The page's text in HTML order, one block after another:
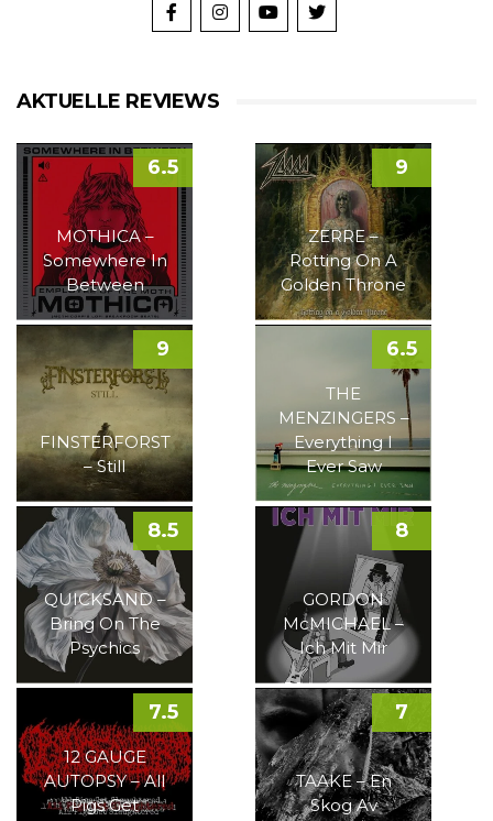
AKTUELLE REVIEWS
MOTHICA –
Somewhere In
Between
6.5
ZERRE –
Rotting On A
Golden Throne
9
FINSTERFORST
– Still
9
THE
MENZINGERS –
Everything I
Ever Saw
6.5
QUICKSAND –
Bring On The
Psychics
8.5
GORDON
McMICHAEL –
Ich Mit Mir
8
12 GAUGE
AUTOPSY – All
Pigs Get
7.5
TAAKE – En
Skog Av
7